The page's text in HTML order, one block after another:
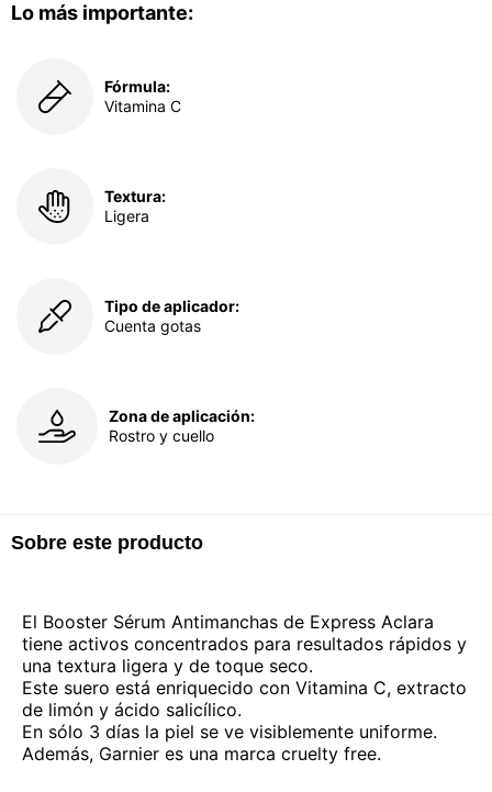
Lo más importante:
Fórmula:
Vitamina C
Textura:
Ligera
Tipo de aplicador:
Cuenta gotas
Zona de aplicación:
Rostro y cuello
Sobre este producto
El Booster Sérum Antimanchas de Express Aclara
tiene activos concentrados para resultados rápidos y
una textura ligera y de toque seco.
Este suero está enriquecido con Vitamina C, extracto
de limón y ácido salicílico.
En sólo 3 días la piel se ve visiblemente uniforme.
Además, Garnier es una marca cruelty free.